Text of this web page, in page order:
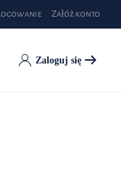
Załóż konto
Zaloguj się